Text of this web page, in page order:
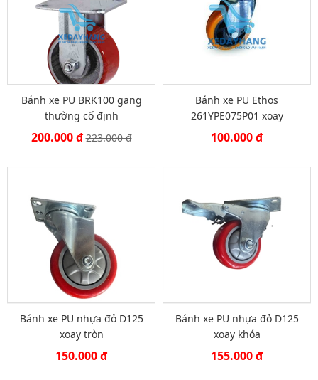
Bánh xe PU BRK100 gang
thường cố định
200.000 đ223.000 đ
Bánh xe PU Ethos
261YPE075P01 xoay
100.000 đ
Bánh xe PU nhựa đỏ D125
xoay tròn
150.000 đ
Bánh xe PU nhựa đỏ D125
xoay khóa
155.000 đ